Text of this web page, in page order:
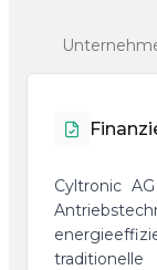
Cyltronic